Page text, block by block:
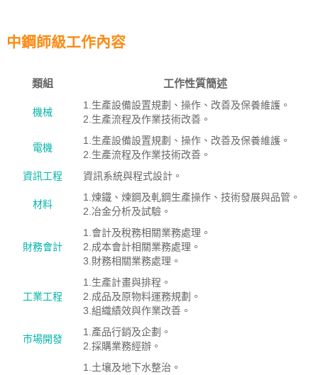
中鋼師級工作內容
類組 工作性質簡述
機械
1.生產設備設置規劃、操作、改善及保養維護。
2.生產流程及作業技術改善。
電機
1.生產設備設置規劃、操作、改善及保養維護。
2.生產流程及作業技術改善。
資訊工程
資訊系統與程式設計。
材料
1.煉鐵、煉鋼及軋鋼生產操作、技術發展與品管。
2.冶金分析及試驗。
財務會計
1.會計及稅務相關業務處理。
2.成本會計相關業務處理。
3.財務相關業務處理。
工業工程
1.生產計畫與排程。
2.成品及原物料運務規劃。
3.組織績效與作業改善。
市場開發
1.產品行銷及企劃。
2.採購業務經辦。
1.土壤及地下水整治。